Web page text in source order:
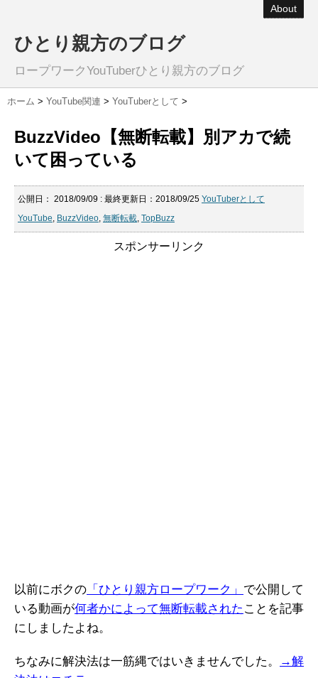
About
ひとり親方のブログ
ロープワークYouTuberひとり親方のブログ
ホーム > YouTube関連 > YouTuberとして >
BuzzVideo【無断転載】別アカで続
いて困っている
公開日： 2018/09/09 : 最終更新日：2018/09/25 YouTuberとして
YouTube, BuzzVideo, 無断転載, TopBuzz
スポンサーリンク
以前にボクの 「ひとり親方ロープワーク」 で公開して
いる動画が何者かによって無断転載された ことを記事
にしましたよね。
ちなみに解決法は一筋縄ではいきませんでした。
→解